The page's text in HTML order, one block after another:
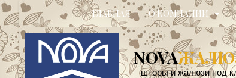
ГЛАВНАЯ О КОМПАНИИ
NOVA
шторы и жалюзи под